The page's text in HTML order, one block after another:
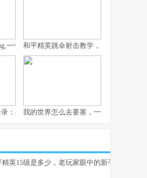
一个玩家眼中的修复哲学
和平精英跳伞射击教学，从落地到主宰
：夜幕下的战术入口与静谧战场副标题,探
我的世界怎么去要塞，一份老玩家的寻
精英15级是多少，老玩家眼中的新手门槛